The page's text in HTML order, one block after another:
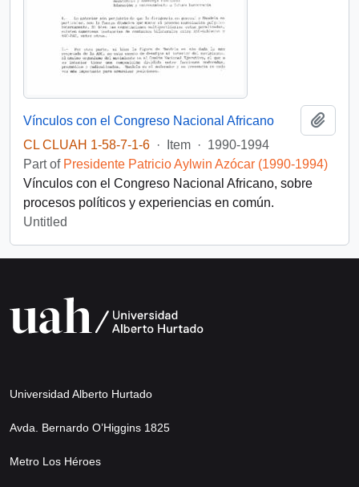
Vínculos con el Congreso Nacional Africano
CL CLUAH 1-58-7-1-6 · Item · 1990-1994
Part of Presidente Patricio Aylwin Azócar (1990-1994)
Vínculos con el Congreso Nacional Africano, sobre
procesos políticos y experiencias en común.
Untitled
Universidad Alberto Hurtado
Avda. Bernardo O’Higgins 1825
Metro Los Héroes